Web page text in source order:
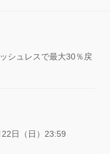
シュレスで最大30％戻
日（日）23:59